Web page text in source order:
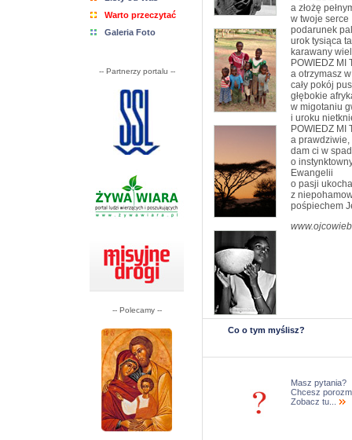
Warto przeczytać
Galeria Foto
-- Partnerzy portalu --
-- Polecamy --
a złożę
w twoje serce
podarunek
urok tysiąca
karawany
POWIEDZ MI
a otrzymasz
cały pokój
głębokie
w migotaniu
i uroku
POWIEDZ MI
a prawdziwie,
dam ci w
o
Ewangelii
o pasji
z
pośpiechem
Co o tym myślisz?
Masz pytania?
Chcesz
Zobacz tu...